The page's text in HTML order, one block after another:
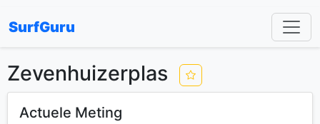
SurfGuru
Zevenhuizerplas
Actuele Meting